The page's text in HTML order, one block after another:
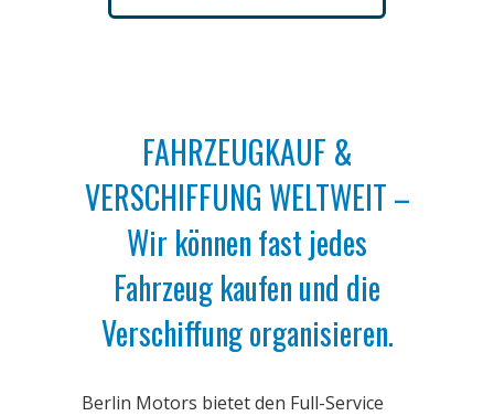
FAHRZEUGKAUF &
VERSCHIFFUNG WELTWEIT –
Wir können fast jedes
Fahrzeug kaufen und die
Verschiffung organisieren.
Berlin Motors bietet den Full-Service